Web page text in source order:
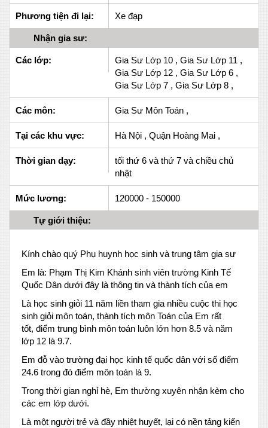
Phương tiện đi lại: Xe đạp
Nhận gia sư:
Các lớp:
Gia Sư Lớp 10 , Gia Sư Lớp 11 ,
Gia Sư Lớp 12 , Gia Sư Lớp 6 ,
Gia Sư Lớp 7 , Gia Sư Lớp 8 ,
Các môn: Gia Sư Môn Toán ,
Tại các khu vực: Hà Nội , Quận Hoàng Mai ,
Thời gian dạy:
tối thứ 6 và thứ 7 và chiều chủ
nhật
Mức lương: 120000 - 150000
Tự giới thiệu:
Kính chào quý Phụ huynh học sinh và trung tâm gia sư
Em là: Phạm Thị Kim Khánh sinh viên trường Kinh Tế
Quốc Dân dưới đây là thông tin và thành tích của em
Là học sinh giỏi 11 năm liền tham gia nhiều cuộc thi học
sinh giỏi môn toán, thành tích môn Toán của Em rất
tốt, điểm trung bình môn toán luôn lớn hơn 8.5 và năm
lớp 12 là 9.7.
Em đỗ vào trường đại học kinh tế quốc dân với số điểm
24.6 trong đó điểm môn toán là 9.
Trong thời gian nghỉ hè, Em thường xuyên nhận kèm cho
các em lớp dưới.
Là một người trẻ và đầy nhiệt huyết, lại có nền tảng kiến